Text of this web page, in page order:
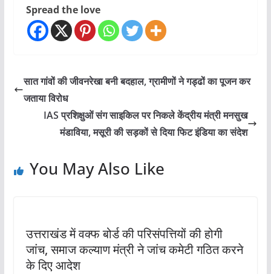
Spread the love
सात गांवों की जीवनरेखा बनी बदहाल, ग्रामीणों ने गड्ढों का पूजन कर
जताया विरोध
IAS प्रशिक्षुओं संग साइकिल पर निकले केंद्रीय मंत्री मनसुख
मंडाविया, मसूरी की सड़कों से दिया फिट इंडिया का संदेश
You May Also Like
उत्तराखंड में वक्फ बोर्ड की परिसंपत्तियों की होगी
जांच, समाज कल्याण मंत्री ने जांच कमेटी गठित करने
के दिए आदेश